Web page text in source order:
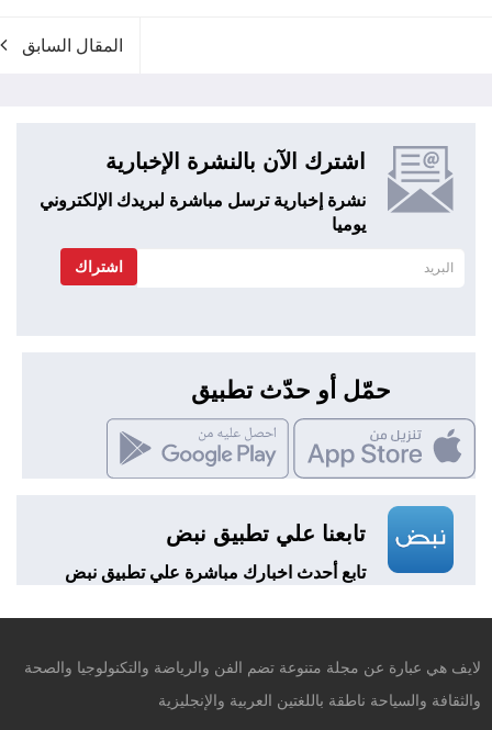
المقال السابق
اشترك الآن بالنشرة الإخبارية
نشرة إخبارية ترسل مباشرة لبريدك الإلكتروني
يوميا
اشتراك
حمّل أو حدّث تطبيق
تابعنا علي تطبيق نبض
تابع أحدث اخبارك مباشرة علي تطبيق نبض
لايف هي عبارة عن مجلة متنوعة تضم الفن والرياضة والتكنولوجيا والصحة
والثقافة والسياحة ناطقة باللغتين العربية والإنجليزية